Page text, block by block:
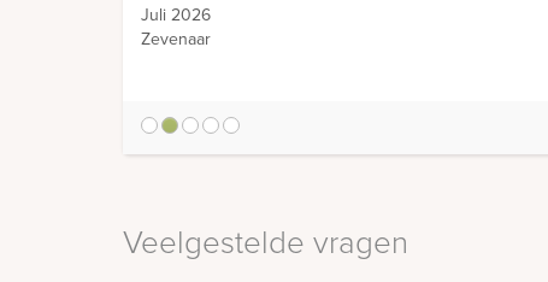
Juli 2026
Zevenaar
Veelgestelde vragen